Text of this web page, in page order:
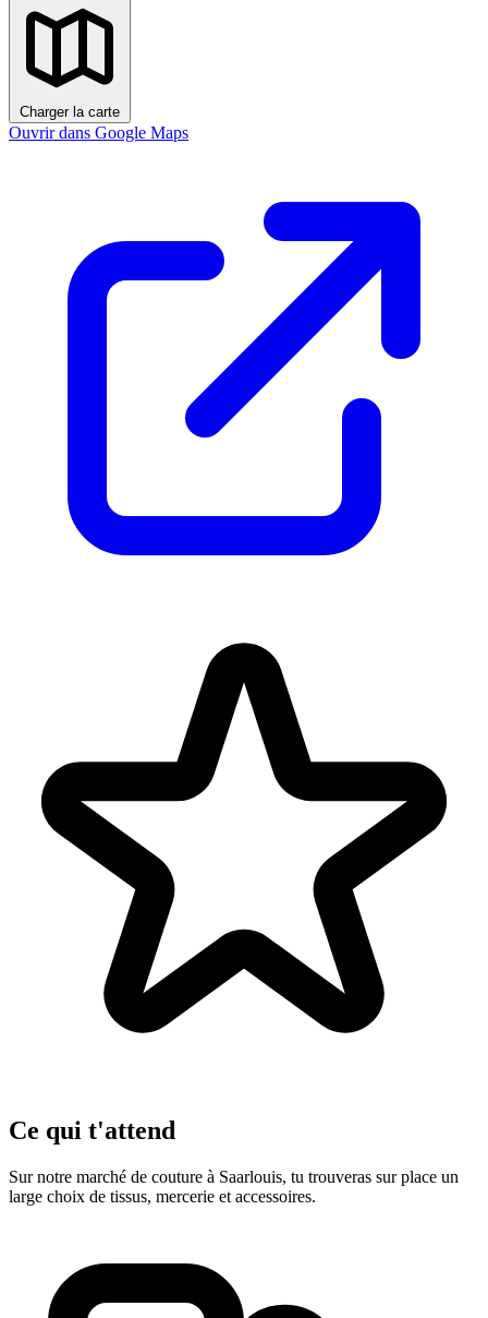
Charger la carte
Ouvrir dans Google Maps
Ce qui t'attend
Sur notre marché de couture à Saarlouis, tu trouveras sur place un
large choix de tissus, mercerie et accessoires.